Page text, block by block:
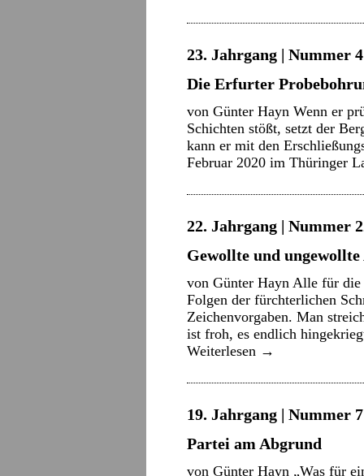
23. Jahrgang | Nummer
Die Erfurter
von Günter Hayn Wenn er
Schichten stößt, setzt der
kann er mit den
Februar 2020 im Thüringer
22. Jahrgang | Nummer
Gewollte und
von Günter Hayn Alle für
Folgen der fürchterlichen
Zeichenvorgaben. Man
ist froh, es endlich
Weiterlesen →
19. Jahrgang | Nummer
Partei am Abgrund
von Günter Hayn „Was für